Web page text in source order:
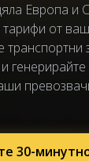
Европа и
от
транспортни
30-